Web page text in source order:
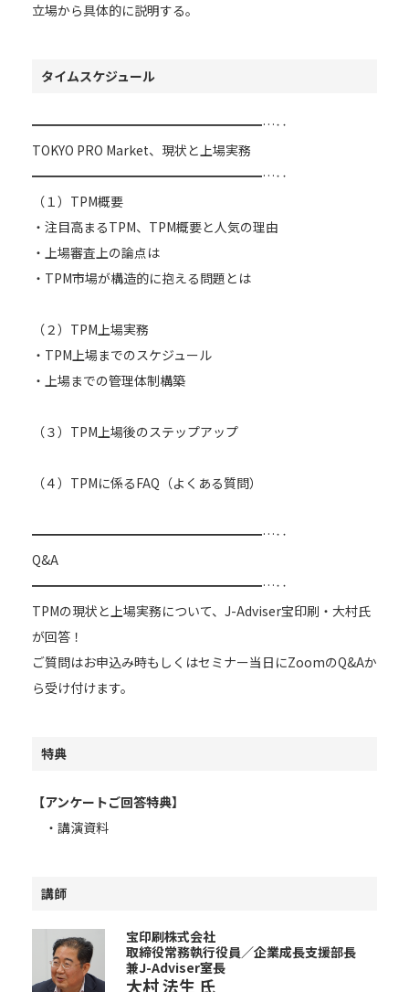
立場から具体的に説明する。
タイムスケジュール
━━━━━━━━━━━━━━━━━━…‥
TOKYO PRO Market、現状と上場実務
━━━━━━━━━━━━━━━━━━…‥
（１）TPM概要
・注目高まるTPM、TPM概要と人気の理由
・上場審査上の論点は
・TPM市場が構造的に抱える問題とは
（２）TPM上場実務
・TPM上場までのスケジュール
・上場までの管理体制構築
（３）TPM上場後のステップアップ
（４）TPMに係るFAQ（よくある質問）
━━━━━━━━━━━━━━━━━━…‥
Q&A
━━━━━━━━━━━━━━━━━━…‥
TPMの現状と上場実務について、J-Adviser宝印刷・大村氏
が回答！
ご質問はお申込み時もしくはセミナー当日にZoomのQ&Aか
ら受け付けます。
特典
【アンケートご回答特典】
・講演資料
講師
宝印刷株式会社
取締役常務執行役員／企業成長支援部長
兼J-Adviser室長
大村 法生 氏